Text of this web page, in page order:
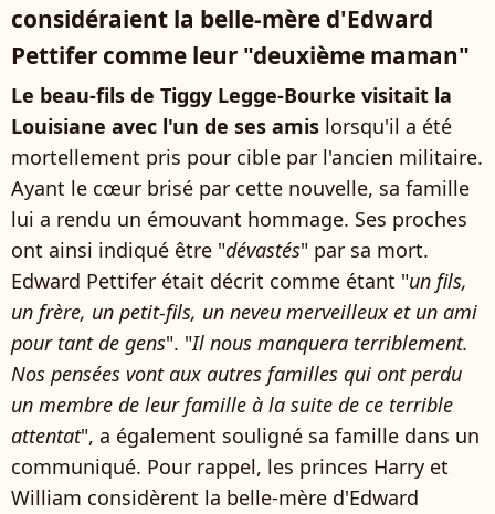
considéraient la belle-mère d'Edward
Pettifer comme leur "deuxième maman"
Le beau-fils de Tiggy Legge-Bourke visitait la
Louisiane avec l'un de ses amis lorsqu'il a été
mortellement pris pour cible par l'ancien militaire.
Ayant le cœur brisé par cette nouvelle, sa famille
lui a rendu un émouvant hommage. Ses proches
ont ainsi indiqué être "dévastés" par sa mort.
Edward Pettifer était décrit comme étant "un fils,
un frère, un petit-fils, un neveu merveilleux et un ami
pour tant de gens". "Il nous manquera terriblement.
Nos pensées vont aux autres familles qui ont perdu
un membre de leur famille à la suite de ce terrible
attentat", a également souligné sa famille dans un
communiqué. Pour rappel, les princes Harry et
William considèrent la belle-mère d'Edward